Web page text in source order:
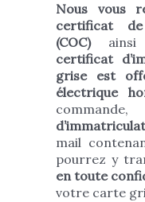
Nous vous
certificat
(COC)ainsi
certificat
grise est
électrique
mail
pourrez y
en toute
votre carte